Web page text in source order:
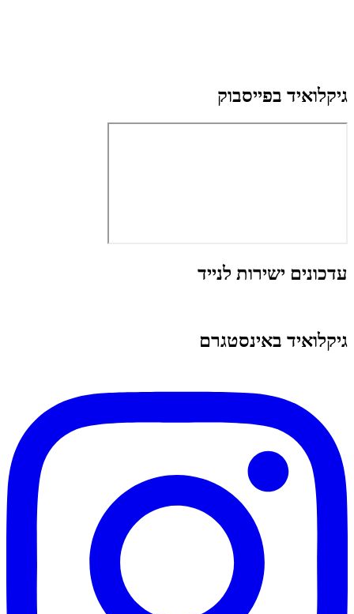
גיקלואיד בפייסבוק
עדכונים ישירות לנייד
גיקלואיד באינסטגרם